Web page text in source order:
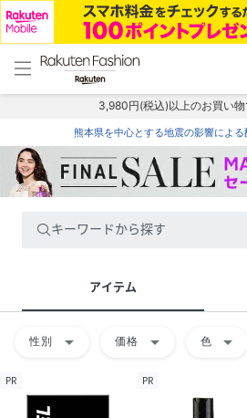
menu home
トップ
3,980円(税込)以上のお買い物
熊本県を中心とする地震の影響によ
キーワードから探す
アイテム
性別 arrow_drop_down 価格 arrow_drop_down 色 arrow_drop_down
PR PR